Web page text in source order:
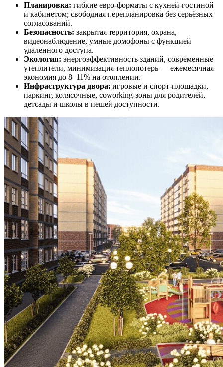
Планировка: гибкие евро-форматы с кухней-гостиной
и кабинетом; свободная перепланировка без серьёзных
согласований.
Безопасность: закрытая территория, охрана,
видеонаблюдение, умные домофоны с функцией
удаленного доступа.
Экология: энергоэффективность зданий, современные
утеплители, минимизация теплопотерь — ежемесячная
экономия до 8–11% на отоплении.
Инфраструктура двора: игровые и спорт-площадки,
паркинг, колясочные, coworking-зоны для родителей,
детсады и школы в пешей доступности.